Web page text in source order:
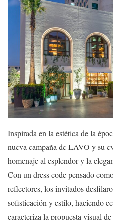
Inspirada en la estética de la
nueva campaña de LAVO y su
homenaje al esplendor y la
Con un dress code pensado
reflectores, los invitados
sofisticación y estilo, haciendo
caracteriza la propuesta visual